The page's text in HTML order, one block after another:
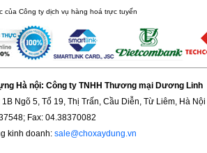
của Công ty dịch vụ hàng hoá trực tuyến
Hà nội: Công ty TNHH Thương mại Dương Linh
Ngõ 5, Tổ 19, Thị Trấn, Cầu Diễn, Từ Liêm, Hà Nội
Fax: 04.38370082
kinh doanh: sale@choxaydung.vn